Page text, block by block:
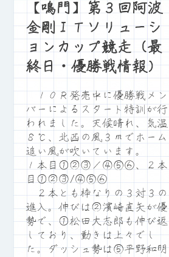
【鳴門】第３回阿波
金剛ＩＴソリューシ
ョンカップ競走（最
終日・優勝戦情報）
１０Ｒ発売中に優勝戦メン
バーによるスタート特訓が行
われました。天候晴れ、気温
８℃、北西の風３ｍでホーム
追い風が吹いています。
１本目①②③／④⑤⑥、２本
目①②③/④⑤⑥
２本とも枠なりの３対３の
進入。伸びは②濱崎直矢が優
勢で、①松田大志郎も伸び返
しており、動きは上々でし
た。ダッシュ勢は⑤平野和明